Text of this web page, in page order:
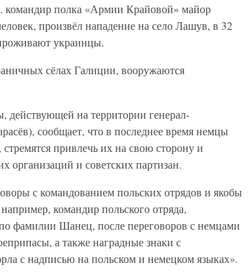
командир полка «Армии Крайовой» майор
произвёл нападение на село Лашув, в 32
украинцы.
сёлах Галиции, вооружаются
действующей на территории генерал-
сообщает, что в последнее время немцы
привлечь их на свою сторону и
организаций и советских партизан.
с командованием польских отрядов и якобы
командир польского отряда,
фамилии Шанец, после переговоров с немцами
а также наградные знаки с
с надписью на польском и немецком языках».